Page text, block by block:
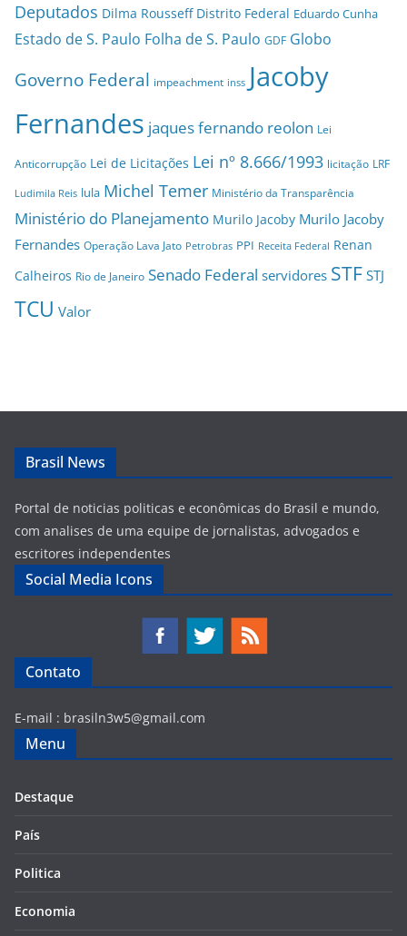
Deputados Dilma Rousseff Distrito Federal Eduardo Cunha
Estado de S. Paulo Folha de S. Paulo GDF Globo
Governo Federal impeachment inss Jacoby
Fernandes jaques fernando reolon Lei
Anticorrupção Lei de Licitações Lei nº 8.666/1993 licitação LRF
Ludimila Reis lula Michel Temer Ministério da Transparência
Ministério do Planejamento Murilo Jacoby Murilo Jacoby
Fernandes Operação Lava Jato Petrobras PPI Receita Federal Renan
Calheiros Rio de Janeiro Senado Federal servidores STF STJ
TCU Valor
Brasil News
Portal de noticias politicas e econômicas do Brasil e mundo,
com analises de uma equipe de jornalistas, advogados e
escritores independentes
Social Media Icons
Contato
E-mail : brasiln3w5@gmail.com
Menu
Destaque
País
Politica
Economia